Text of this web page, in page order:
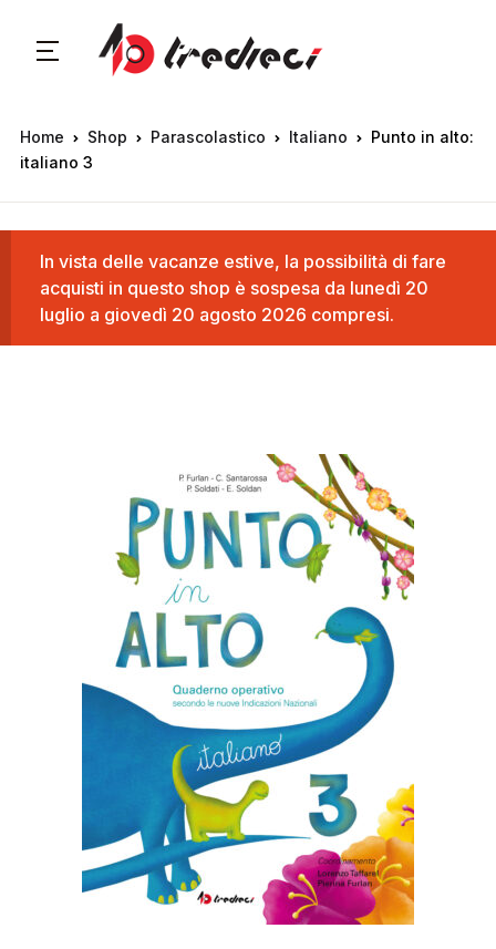
Home Shop Parascolastico Italiano
Punto in alto:
italiano 3
In vista delle vacanze estive, la possibilità di fare
acquisti in questo shop è sospesa da lunedì 20
luglio a giovedì 20 agosto 2026 compresi.